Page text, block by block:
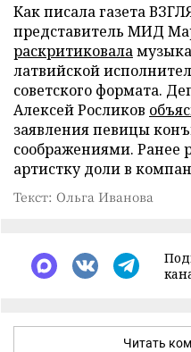
Как писала газета
представитель МИД
раскритиковала
латвийской
советского формата.
Алексей Росликов
заявления певицы
соображениями. Ранее
артистку доли в
Текст: Ольга Иванова
Читать